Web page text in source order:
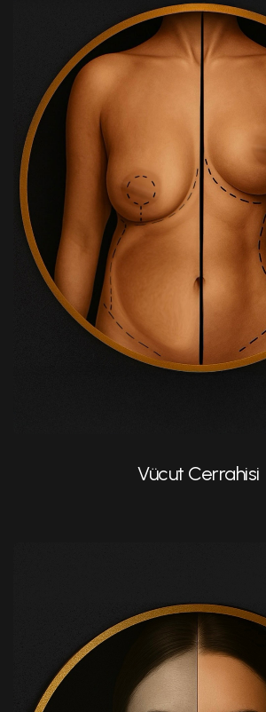
Yağ Aldırma
Meme Büyütme
Meme Küçültme
Protezli Meme Dikleştirme
Karın Germe (Abdominoplasti)
Brazilian Butt Lift (BBL)
Vücut Cerrahisi